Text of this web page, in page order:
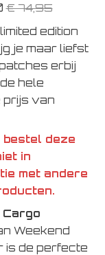
€ 74,95
edition
je maar liefst
erbij
hele
prijs van
bestel deze
in
met andere
Weekend
is de perfecte